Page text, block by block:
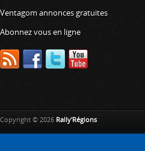
Ventagom annonces gratuites
Abonnez vous en ligne
Copyright © 2026 Rally'Régions